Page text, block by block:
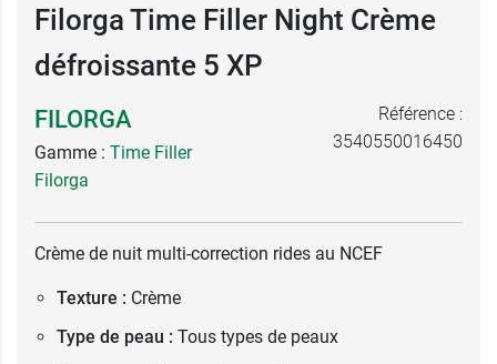
Filorga Time Filler Night Crème
défroissante 5 XP
FILORGA
Gamme : Time Filler
Filorga
Référence :
3540550016450
Crème de nuit multi-correction rides au NCEF
Texture : Crème
Type de peau : Tous types de peaux